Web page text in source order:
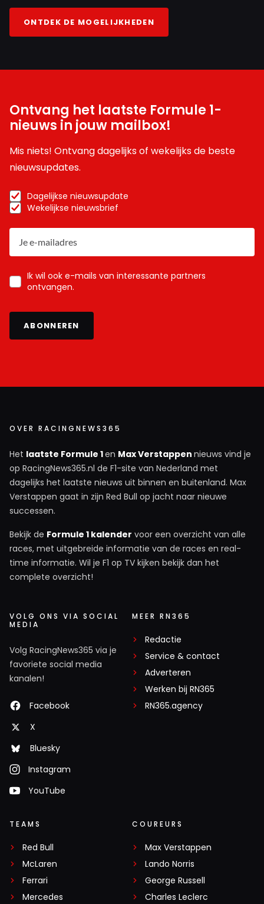
ONTDEK DE MOGELIJKHEDEN
Ontvang het laatste Formule 1-
nieuws in jouw mailbox!
Mis niets! Ontvang dagelijks of wekelijks de beste
nieuwsupdates.
Dagelijkse nieuwsupdate
Wekelijkse nieuwsbrief
Ik wil ook e-mails van interessante partners
ontvangen.
ABONNEREN
OVER RACINGNEWS365
Het laatste Formule 1en Max Verstappen nieuws vind je
op RacingNews365.nl de F1-site van Nederland met
dagelijks het laatste nieuws uit binnen en buitenland. Max
Verstappen gaat in zijn Red Bull op jacht naar nieuwe
successen.
Bekijk de Formule 1 kalender voor een overzicht van alle
races, met uitgebreide informatie van de races en real-
time informatie. Wil je F1 op TV kijken bekijk dan het
complete overzicht!
VOLG ONS VIA SOCIAL
MEDIA
Volg RacingNews365 via je
favoriete social media
kanalen!
Facebook
X
Bluesky
Instagram
YouTube
MEER RN365
Redactie
Service & contact
Adverteren
Werken bij RN365
RN365.agency
TEAMS
Red Bull
McLaren
Ferrari
Mercedes
COUREURS
Max Verstappen
Lando Norris
George Russell
Charles Leclerc